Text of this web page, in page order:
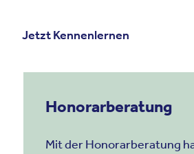
Jetzt Kennenlernen
Honorarberatung
Mit der Honorarberatung